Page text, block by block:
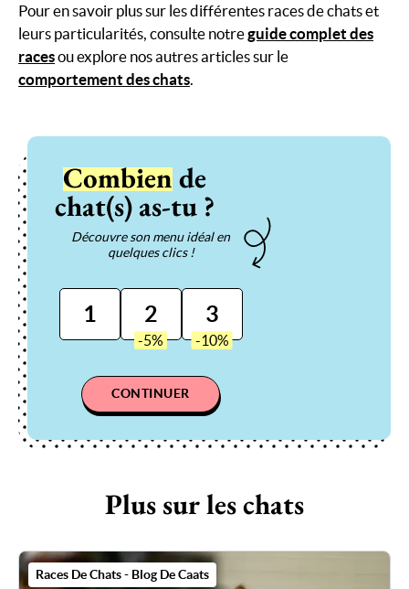
Pour en savoir plus sur les différentes races de chats et
leurs particularités, consulte notreguide complet des
racesou explore nos autres articles sur le
comportement des chats.
Combiende
chat(s) as-tu ?
Découvre son menu idéal en
quelques clics !
1 2 3
CONTINUER
Plus sur les chats
Races De Chats - Blog De Caats